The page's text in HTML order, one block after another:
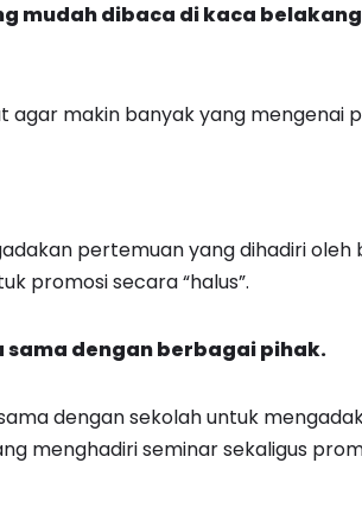
mudah dibaca di kaca
agar makin banyak yang mengenai
pertemuan yang dihadiri oleh
promosi secara “halus”.
sama dengan berbagai pihak.
dengan sekolah untuk
menghadiri seminar sekaligus